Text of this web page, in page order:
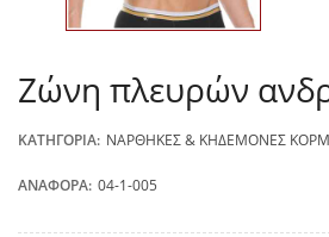
Ζώνη πλευρών
ΚΑΤΗΓΟΡΊΑ: ΝΆΡΘΗΚΕΣ & ΚΗΔΕΜΌΝΕΣ
ΑΝΑΦΟΡΆ: 04-1-005